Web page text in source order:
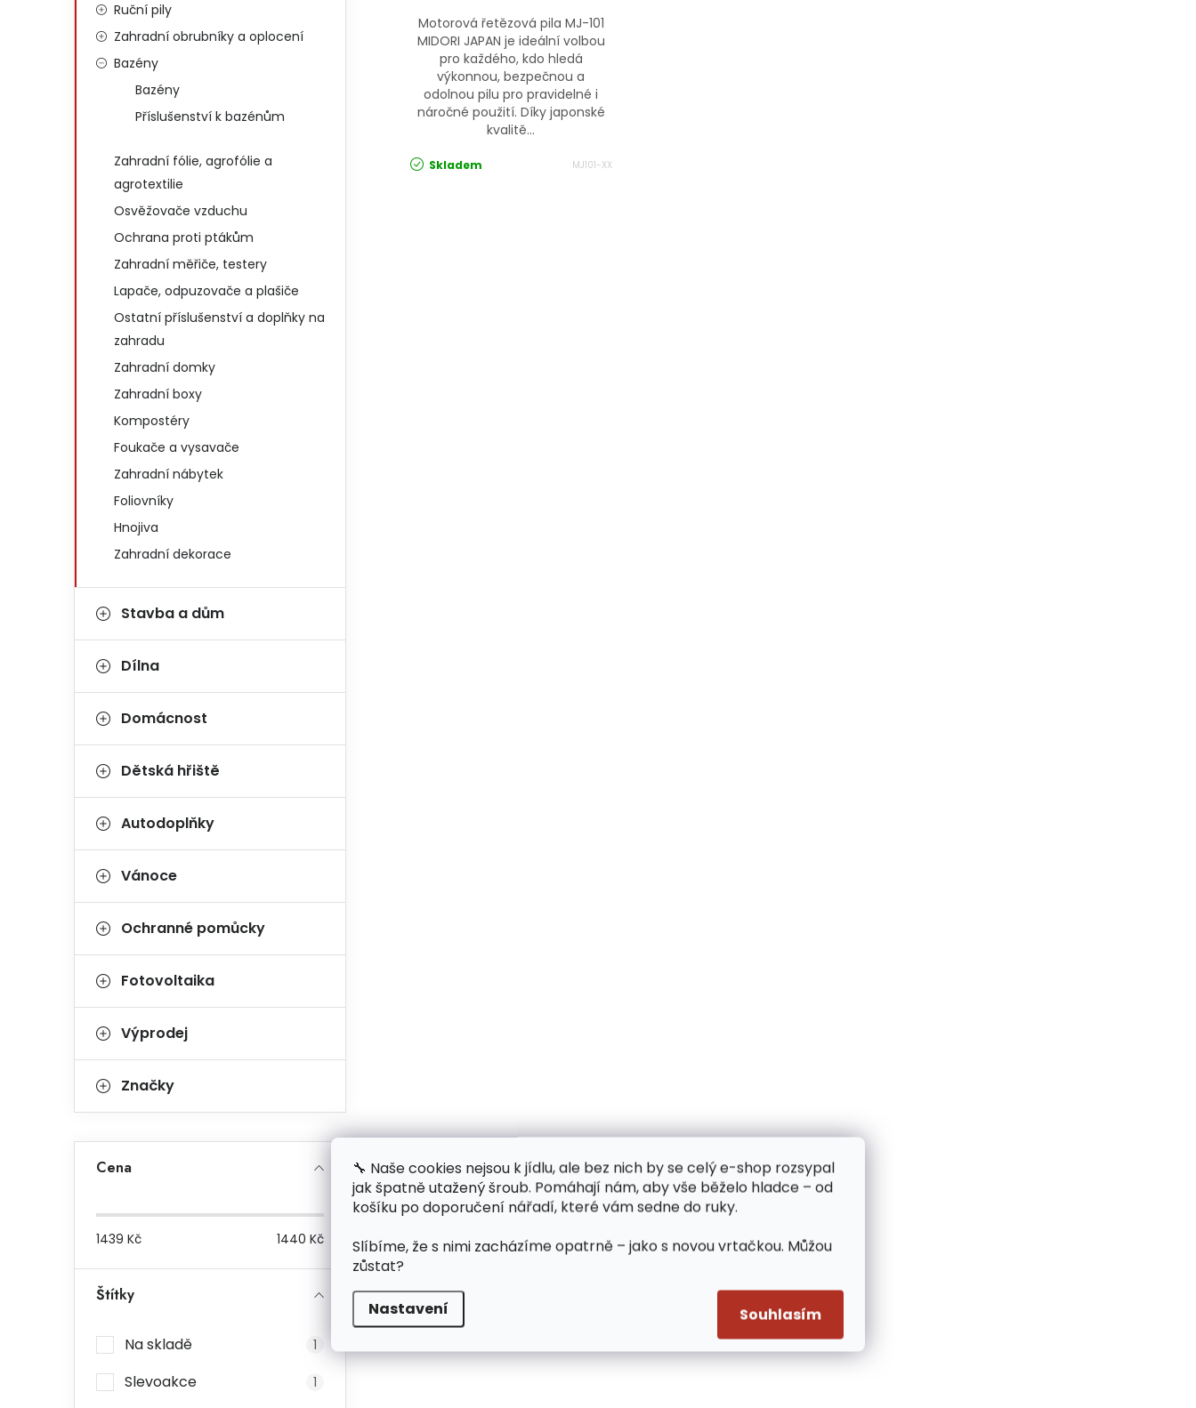
🔧 Naše cookies nejsou k jídlu, ale bez nich by se celý e-shop rozsypal
jak špatně utažený šroub. Pomáhají nám, aby vše běželo hladce – od
košíku po doporučení nářadí, které vám sedne do ruky.
Slíbíme, že s nimi zacházíme opatrně – jako s novou vrtačkou. Můžou
zůstat?
Nastavení Souhlasím
Ruční pily
Zahradní obrubníky a oplocení
Bazény
Bazény
Příslušenství k bazénům
Zahradní fólie, agrofólie a
agrotextilie
Osvěžovače vzduchu
Ochrana proti ptákům
Zahradní měřiče, testery
Lapače, odpuzovače a plašiče
Ostatní příslušenství a doplňky na
zahradu
Zahradní domky
Zahradní boxy
Kompostéry
Foukače a vysavače
Zahradní nábytek
Foliovníky
Hnojiva
Zahradní dekorace
Stavba a dům
Dílna
Domácnost
Dětská hřiště
Autodoplňky
Vánoce
Ochranné pomůcky
Fotovoltaika
Výprodej
Značky
Cena
1439 Kč 1440 Kč
Štítky
Na skladě 1
Slevoakce 1
Motorová řetězová pila MJ-101
MIDORI JAPAN je ideální volbou
pro každého, kdo hledá
výkonnou, bezpečnou a
odolnou pilu pro pravidelné i
náročné použití. Díky japonské
kvalitě...
Skladem MJ101-XX